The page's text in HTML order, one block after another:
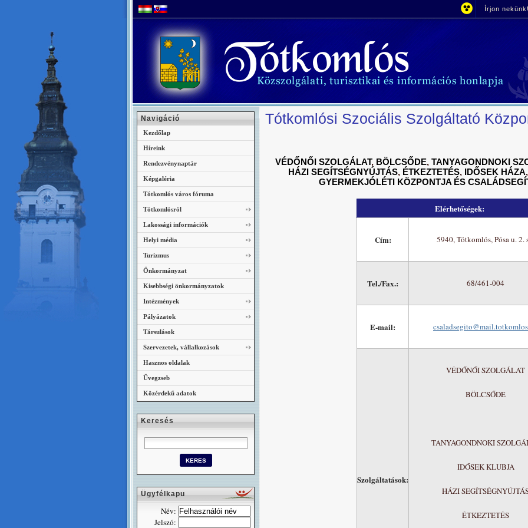
Írjon nekünk!
Tótkomlósi Szociális Szolgáltató
VÉDŐNŐI SZOLGÁLAT, BÖLCSŐDE, TANYAGONDNOKI
HÁZI SEGÍTSÉGNYÚJTÁS, ÉTKEZTETÉS, IDŐSEK HÁZA,
GYERMEKJÓLÉTI KÖZPONTJA ÉS
Elérhetőségek:
Cím: 5940, Tótkomlós, Pósa u. 2.
Tel./Fax.: 68/461-004
E-mail:
Szolgáltatások:
VÉDŐNŐI SZOLGÁLAT
BÖLCSŐDE
TANYAGONDNOKI
IDŐSEK KLUBJA
HÁZI
ÉTKEZTETÉS
Navigáció
Kezdőlap
Híreink
Rendezvénynaptár
Képgaléria
Tótkomlós város fóruma
Tótkomlósról
Lakossági információk
Helyi média
Turizmus
Önkormányzat
Kisebbségi önkormányzatok
Intézmények
Pályázatok
Társulások
Szervezetek, vállalkozások
Hasznos oldalak
Üvegzseb
Közérdekű adatok
Keresés
Ügyfélkapu
Név:
Jelszó: